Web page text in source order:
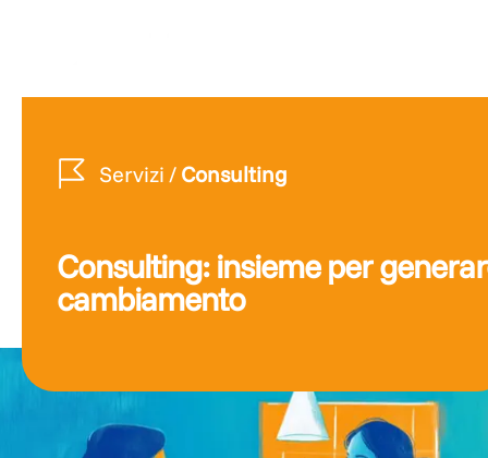
Servizi / Consulting
Consulting: insieme per
cambiamento